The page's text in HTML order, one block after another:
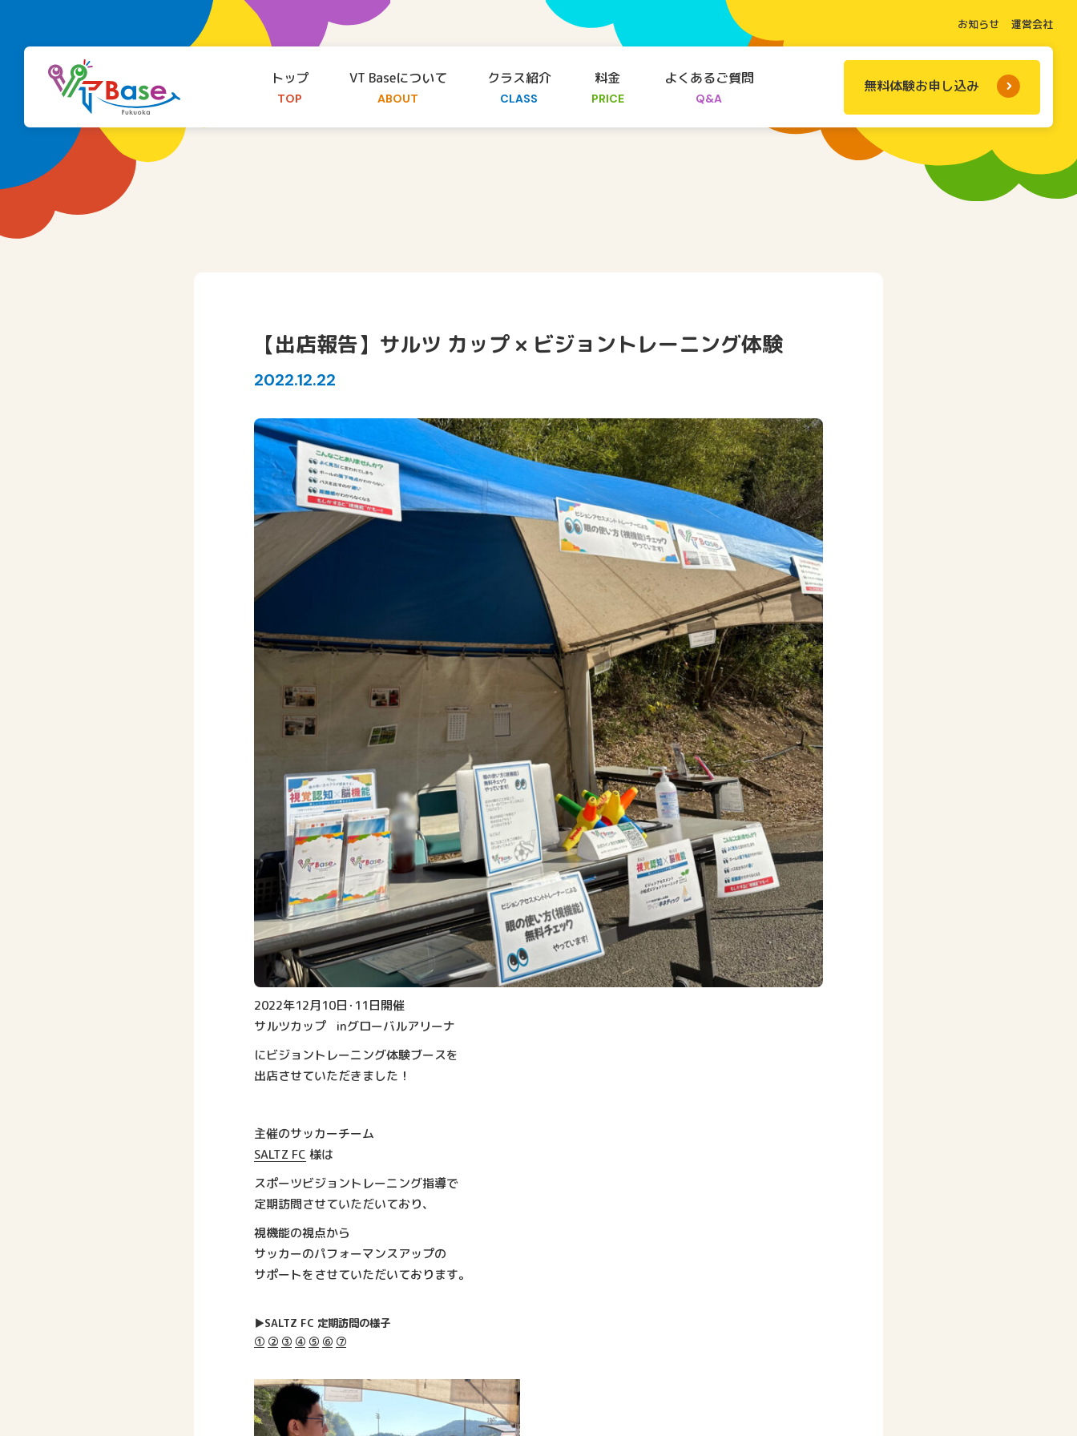
お知らせ 運営会社
トップ
TOP
VT Baseについて
ABOUT
クラス紹介
CLASS
料金
PRICE
よくあるご質問
Q&A
無料体験お申し込み
【出店報告】サルツ カップ × ビジョントレーニング体験
2022.12.22
2022年12月10日･11日開催
サルツカップ inグローバルアリーナ
にビジョントレーニング体験ブースを
出店させていただきました！
主催のサッカーチーム
SALTZ FC 様は
スポーツビジョントレーニング指導で
定期訪問させていただいており、
視機能の視点から
サッカーのパフォーマンスアップの
サポートをさせていただいております。
▶︎SALTZ FC 定期訪問の様子
① ② ③ ④ ⑤ ⑥ ⑦